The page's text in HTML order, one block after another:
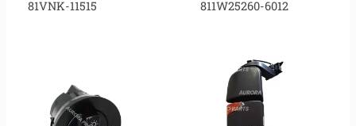
81VNK-11515
811W25260-6012